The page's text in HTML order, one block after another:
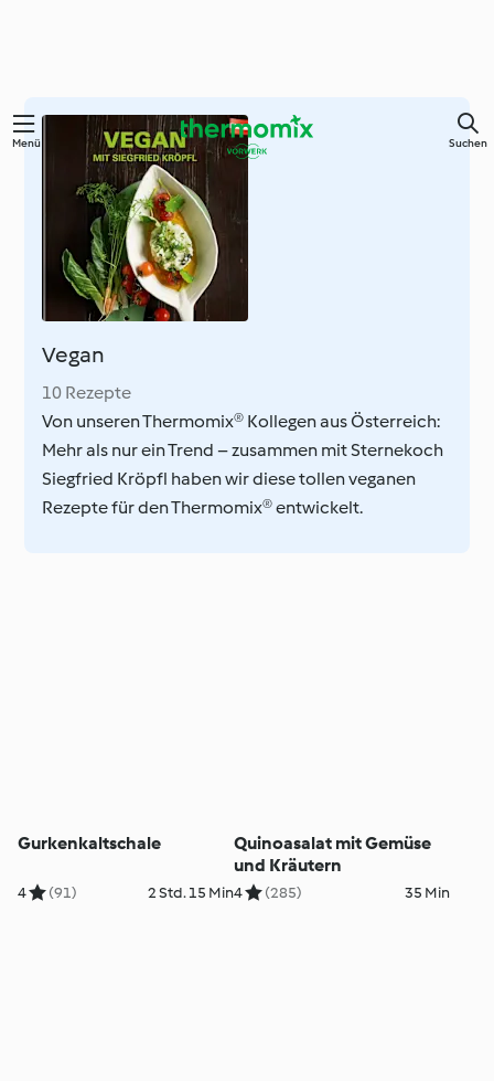
Zum
Hauptinhalt
Menü Suchen
Vegan
10 Rezepte
Von unseren Thermomix® Kollegen aus Österreich:
Mehr als nur ein Trend – zusammen mit Sternekoch
Siegfried Kröpfl haben wir diese tollen veganen
Rezepte für den Thermomix® entwickelt.
Gurkenkaltschale
4 (91) 2 Std. 15 Min
Quinoasalat mit Gemüse
und Kräutern
4 (285) 35 Min